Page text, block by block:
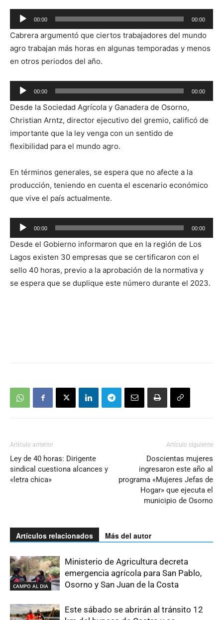
Reproductor
de
audio
00:00 00:00
Cabrera argumentó que ciertos trabajadores del mundo
agro trabajan más horas en algunas temporadas y menos
en otros periodos del año.
Reproductor
de
audio
00:00 00:00
Desde la Sociedad Agrícola y Ganadera de Osorno,
Christian Arntz, director ejecutivo del gremio, calificó de
importante que la ley venga con un sentido de
flexibilidad para el mundo agro.
En términos generales, se espera que no afecte a la
producción, teniendo en cuenta el escenario económico
que vive el país actualmente.
Reproductor
de
audio
00:00 00:00
Desde el Gobierno informaron que en la región de Los
Lagos existen 30 empresas que se certificaron con el
sello 40 horas, previo a la aprobación de la normativa y
se espera que se duplique este número durante el 2023.
Artículo anterior
Ley de 40 horas: Dirigente
sindical cuestiona alcances y
«letra chica»
Artículo siguiente
Doscientas mujeres
ingresaron este año al
programa «Mujeres Jefas de
Hogar» que ejecuta el
municipio de Osorno
Artículos relacionados Más del autor
CAMPO AL DIA
Ministerio de Agricultura decreta
emergencia agrícola para San Pablo,
Osorno y San Juan de la Costa
Este sábado se abrirán al tránsito 12